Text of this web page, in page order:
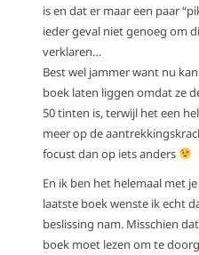
is en dat er maar een paar
ieder geval niet genoeg om
verklaren…
Best wel jammer want nu
boek laten liggen omdat ze
50 tinten is, terwijl het een
meer op de
focust dan op iets anders
En ik ben het helemaal met
laatste boek wenste ik echt
beslissing nam. Misschien
boek moet lezen om te